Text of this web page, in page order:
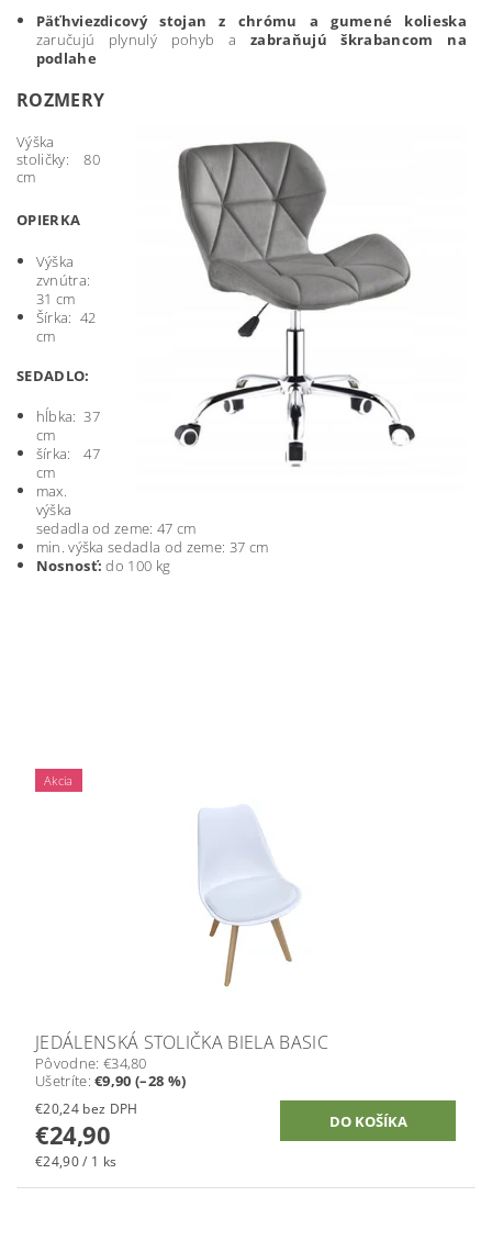
Päťhviezdicový stojan z chrómu a gumené kolieska
zaručujú plynulý pohyb a zabraňujú škrabancom na
podlahe
ROZMERY
Výška
stoličky: 80
cm
OPIERKA
Výška
zvnútra:
31 cm
Šírka: 42
cm
SEDADLO:
hĺbka: 37
cm
šírka: 47
cm
max.
výška
sedadla od zeme: 47 cm
min. výška sedadla od zeme: 37 cm
Nosnosť: do 100 kg
Akcia
JEDÁLENSKÁ STOLIČKA BIELA BASIC
Pôvodne: €34,80
Ušetríte:€9,90 (–28 %)
€20,24 bez DPH
€24,90
€24,90 / 1 ks